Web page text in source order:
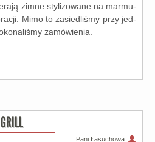
zim­ne sty­li­zo­wa­ne na mar­mu­
Mimo to zasie­dli­śmy przy jed­
zamó­wie­nia.
Pani Łasuchowa